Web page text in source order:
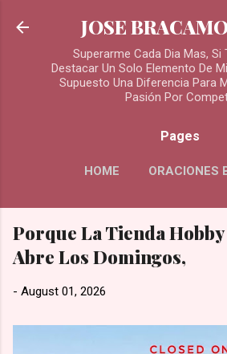
Skip to main
JOSE
Superarme Cada Dia Mas, Si
Destacar Un Solo Elemento De
Supuesto Una Diferencia Para
Pasión Por
Pages
HOME ORACIONES
MORE…
ORACIONES PARA LOS
Porque La Tienda
Abre Los Domingos,
- August 01, 2026